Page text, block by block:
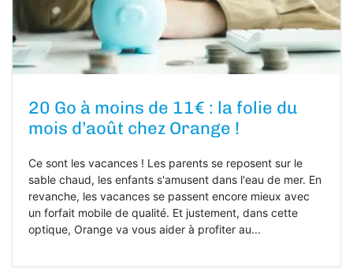
20 Go à moins de 11€ : la folie du
mois d’août chez Orange !
Ce sont les vacances ! Les parents se reposent sur le
sable chaud, les enfants s'amusent dans l'eau de mer. En
revanche, les vacances se passent encore mieux avec
un forfait mobile de qualité. Et justement, dans cette
optique, Orange va vous aider à profiter au...